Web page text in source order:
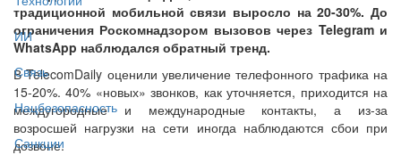
ИИ
Связь
Нацбезопасность
Санкции
традиционной мобильной связи выросло на 20-30%. До
ограничения Роскомнадзором вызовов через Telegram и
WhatsApp наблюдался обратный тренд.
В TelecomDaily оценили увеличение телефонного трафика на
15-20%. 40% «новых» звонков, как уточняется, приходится на
междугородные и международные контакты, а из-за
возросшей нагрузки на сети иногда наблюдаются сбои при
дозвоне.